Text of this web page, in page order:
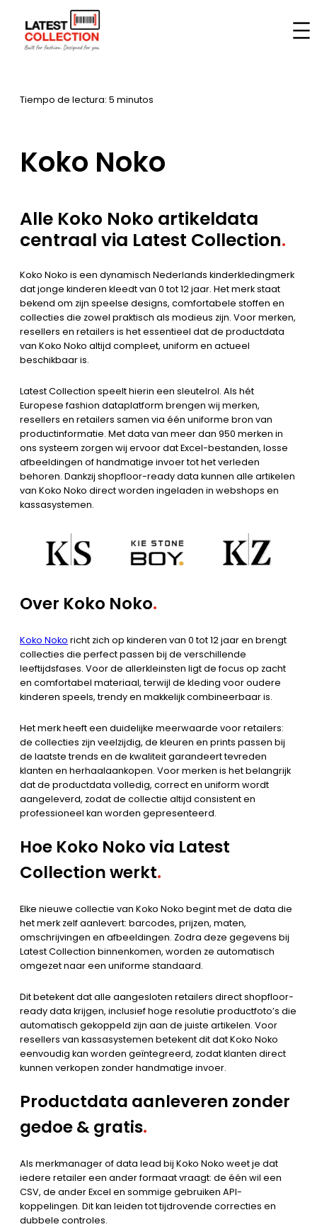
contenido
Inicio– Marcas–
Tiempo de lectura: 5 minutos
Koko Noko
Alle Koko Noko artikeldata
centraal via Latest Collection.
Koko Noko is een dynamisch Nederlands kinderkledingmerk
dat jonge kinderen kleedt van 0 tot 12 jaar. Het merk staat
bekend om zijn speelse designs, comfortabele stoffen en
collecties die zowel praktisch als modieus zijn. Voor merken,
resellers en retailers is het essentieel dat de productdata
van Koko Noko altijd compleet, uniform en actueel
beschikbaar is.
Latest Collection speelt hierin een sleutelrol. Als hét
Europese fashion dataplatform brengen wij merken,
resellers en retailers samen via één uniforme bron van
productinformatie. Met data van meer dan 950 merken in
ons systeem zorgen wij ervoor dat Excel-bestanden, losse
afbeeldingen of handmatige invoer tot het verleden
behoren. Dankzij shopfloor-ready data kunnen alle artikelen
van Koko Noko direct worden ingeladen in webshops en
kassasystemen.
Over Koko Noko.
Koko Noko richt zich op kinderen van 0 tot 12 jaar en brengt
collecties die perfect passen bij de verschillende
leeftijdsfases. Voor de allerkleinsten ligt de focus op zacht
en comfortabel materiaal, terwijl de kleding voor oudere
kinderen speels, trendy en makkelijk combineerbaar is.
Het merk heeft een duidelijke meerwaarde voor retailers:
de collecties zijn veelzijdig, de kleuren en prints passen bij
de laatste trends en de kwaliteit garandeert tevreden
klanten en herhaalaankopen. Voor merken is het belangrijk
dat de productdata volledig, correct en uniform wordt
aangeleverd, zodat de collectie altijd consistent en
professioneel kan worden gepresenteerd.
Hoe Koko Noko via Latest
Collection werkt.
Elke nieuwe collectie van Koko Noko begint met de data die
het merk zelf aanlevert: barcodes, prijzen, maten,
omschrijvingen en afbeeldingen. Zodra deze gegevens bij
Latest Collection binnenkomen, worden ze automatisch
omgezet naar een uniforme standaard.
Dit betekent dat alle aangesloten retailers direct shopfloor-
ready data krijgen, inclusief hoge resolutie productfoto’s die
automatisch gekoppeld zijn aan de juiste artikelen. Voor
resellers van kassasystemen betekent dit dat Koko Noko
eenvoudig kan worden geïntegreerd, zodat klanten direct
kunnen verkopen zonder handmatige invoer.
Productdata aanleveren zonder
gedoe& gratis.
Als merkmanager of data lead bij Koko Noko weet je dat
iedere retailer een ander formaat vraagt: de één wil een
CSV, de ander Excel en sommige gebruiken API-
koppelingen. Dit kan leiden tot tijdrovende correcties en
dubbele controles.